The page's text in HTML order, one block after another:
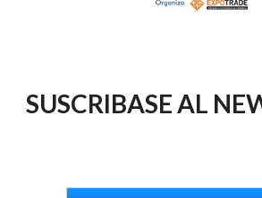
SUSCRIBASE AL